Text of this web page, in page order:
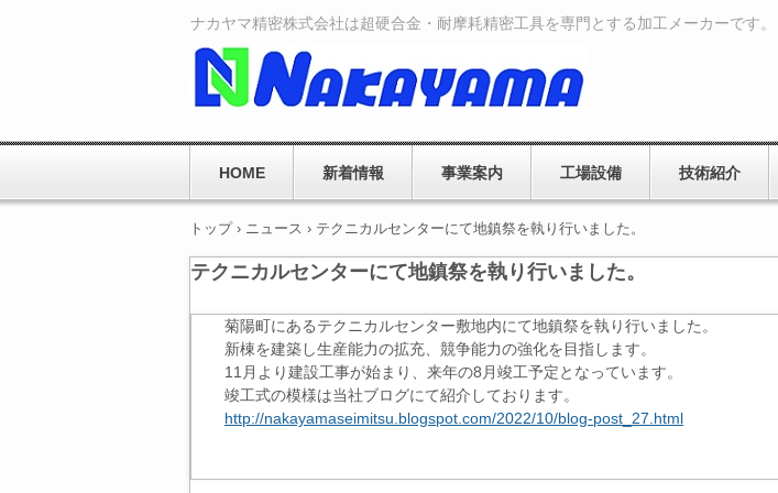
ナカヤマ精密株式会社は超硬合金・耐摩耗精密工具を専門とする加工メーカーです。
HOME 新着情報 事業案内 工場設備 技術紹介
トップ › ニュース › テクニカルセンターにて地鎮祭を執り行いました。
テクニカルセンターにて地鎮祭を執り行いました。
菊陽町にあるテクニカルセンター敷地内にて地鎮祭を執り行いました。
新棟を建築し生産能力の拡充、競争能力の強化を目指します。
11月より建設工事が始まり、来年の8月竣工予定となっています。
竣工式の模様は当社ブログにて紹介しております。
http://nakayamaseimitsu.blogspot.com/2022/10/blog-post_27.html